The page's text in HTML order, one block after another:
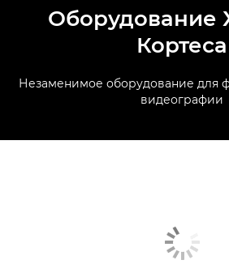
Оборудование
Кортеса
Незаменимое оборудование для
видеографии